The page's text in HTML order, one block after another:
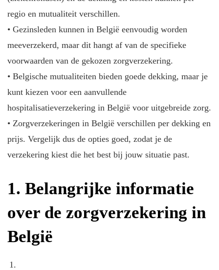
regio en mutualiteit verschillen.
• Gezinsleden kunnen in België eenvoudig worden
meeverzekerd, maar dit hangt af van de specifieke
voorwaarden van de gekozen zorgverzekering.
• Belgische mutualiteiten bieden goede dekking, maar je
kunt kiezen voor een aanvullende
hospitalisatieverzekering in België voor uitgebreide zorg.
• Zorgverzekeringen in België verschillen per dekking en
prijs. Vergelijk dus de opties goed, zodat je de
verzekering kiest die het best bij jouw situatie past.
1. Belangrijke informatie
over de zorgverzekering in
België